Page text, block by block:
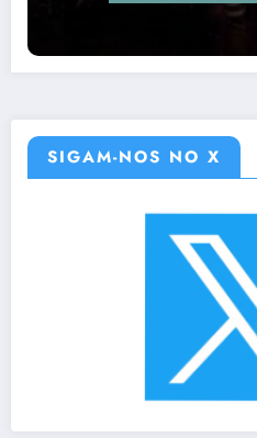
SIGAM-NOS NO X